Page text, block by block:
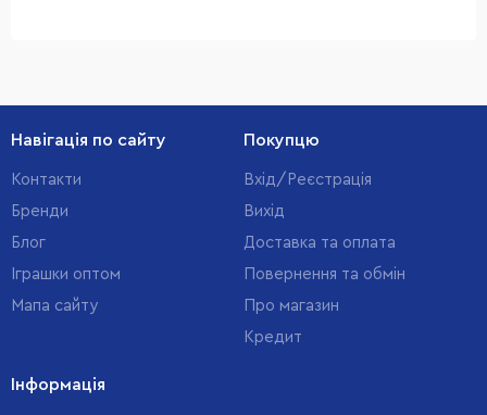
Навігація по сайту
Контакти
Бренди
Блог
Іграшки оптом
Мапа сайту
Покупцю
Вхід/Реєстрація
Вихід
Доставка та оплата
Повернення та обмін
Про магазин
Кредит
Інформація